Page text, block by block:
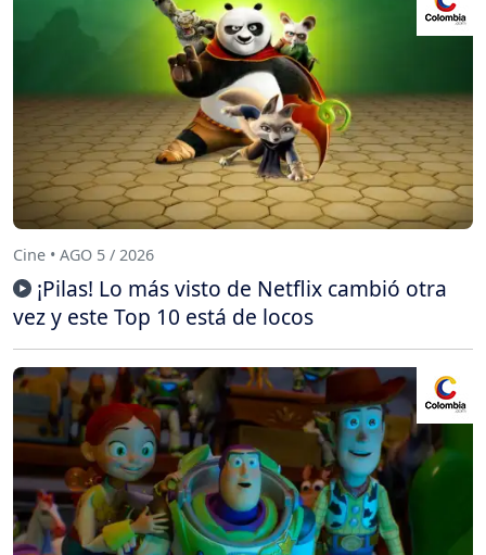
Cine • AGO 5 / 2026
¡Pilas! Lo más visto de Netflix cambió otra
vez y este Top 10 está de locos